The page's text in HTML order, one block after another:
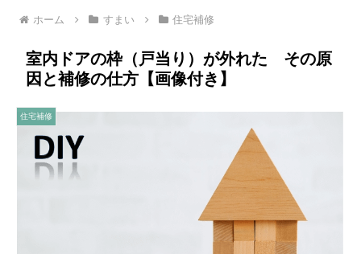
ホーム すまい 住宅補修
室内ドアの枠（戸当り）が外れた その原
因と補修の仕方【画像付き】
住宅補修